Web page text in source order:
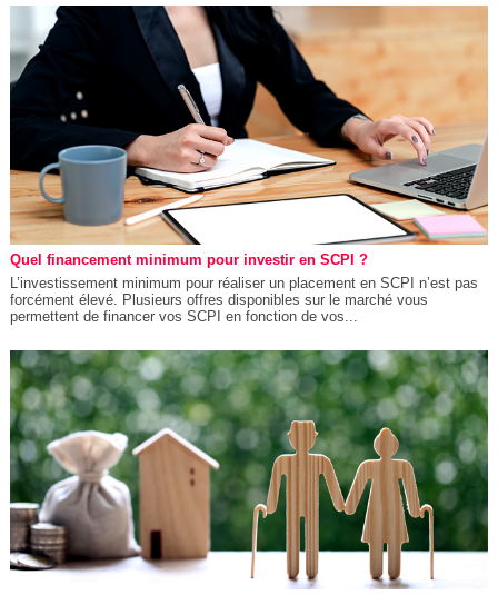
Quel financement minimum pour investir en SCPI ?
L’investissement minimum pour réaliser un placement en SCPI n’est pas
forcément élevé. Plusieurs offres disponibles sur le marché vous
permettent de financer vos SCPI en fonction de vos...